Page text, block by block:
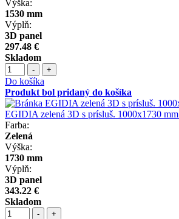
Výška:
1530 mm
Výplň:
3D panel
297.48 €
Skladom
- +
Do košíka
Produkt bol pridaný do košíka
EGIDIA zelená 3D s prísluš. 1000x1730 mm
Farba:
Zelená
Výška:
1730 mm
Výplň:
3D panel
343.22 €
Skladom
- +